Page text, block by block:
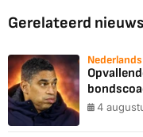
Gerelateerd nieuws
4